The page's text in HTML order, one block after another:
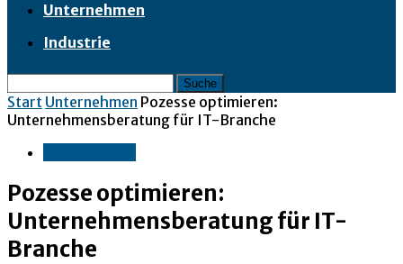
Unternehmen
Industrie
Start Unternehmen Pozesse optimieren:
Unternehmensberatung für IT-Branche
Pozesse optimieren:
Unternehmensberatung für IT-
Branche